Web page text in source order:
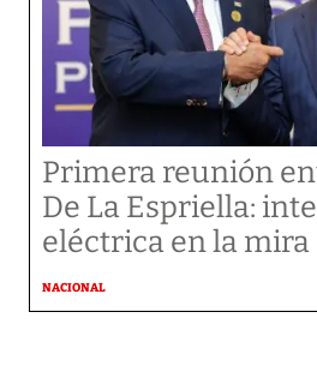
Primera reunión
De La Espriella:
eléctrica en la mira
NACIONAL